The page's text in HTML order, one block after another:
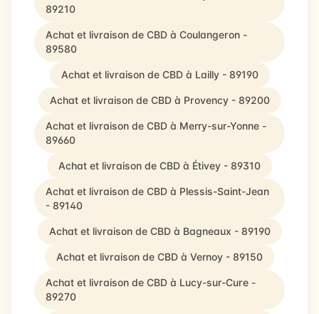
89210
Achat et livraison de CBD à Coulangeron -
89580
Achat et livraison de CBD à Lailly - 89190
Achat et livraison de CBD à Provency - 89200
Achat et livraison de CBD à Merry-sur-Yonne -
89660
Achat et livraison de CBD à Étivey - 89310
Achat et livraison de CBD à Plessis-Saint-Jean
- 89140
Achat et livraison de CBD à Bagneaux - 89190
Achat et livraison de CBD à Vernoy - 89150
Achat et livraison de CBD à Lucy-sur-Cure -
89270